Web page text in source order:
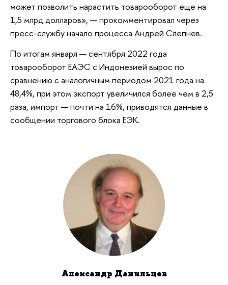
может позволить нарастить товарооборот еще на
1,5 млрд долларов», — прокомментировал через
пресс-службу начало процесса Андрей Слепнев.
По итогам января — сентября 2022 года
товарооборот ЕАЭС с Индонезией вырос по
сравнению с аналогичным периодом 2021 года на
48,4%, при этом экспорт увеличился более чем в 2,5
раза, импорт — почти на 16%, приводятся данные в
сообщении торгового блока ЕЭК.
Александр Данильцев